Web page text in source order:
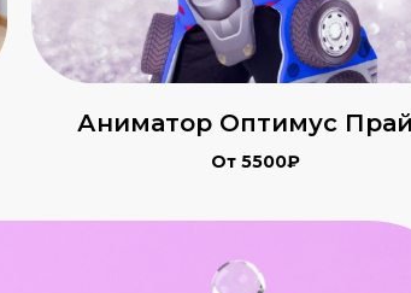
Аниматор Оптимус
От 5500₽